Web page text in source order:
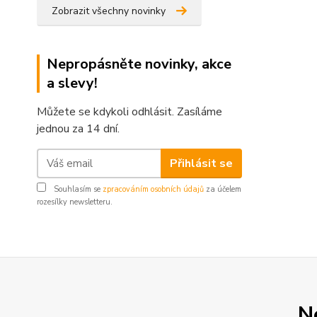
Zobrazit všechny novinky
Nepropásněte novinky, akce
a slevy!
Můžete se kdykoli odhlásit. Zasíláme
jednou za 14 dní.
Přihlásit se
Souhlasím se zpracováním osobních údajů za účelem
rozesílky newsletteru.